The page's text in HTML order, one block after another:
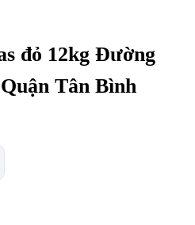
đỏ 12kg Đường
Tân Bình